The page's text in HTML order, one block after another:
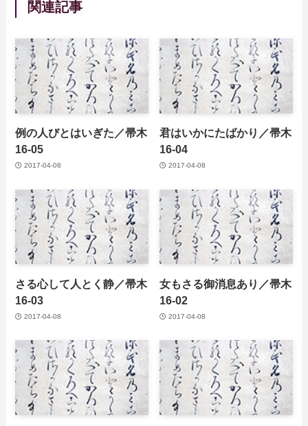
関連記事
例の人びとはいぎた／帚木
16-05
2017-04-08
君はいかにたばかり／帚木
16-04
2017-04-08
さる心して人とく静／帚木
16-03
2017-04-08
女もさる御消息あり／帚木
16-02
2017-04-08